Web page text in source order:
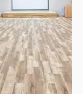
件)